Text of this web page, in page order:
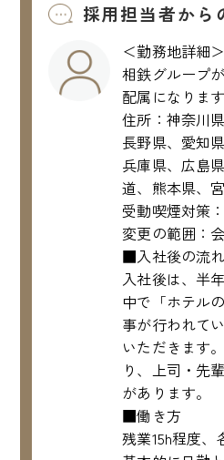
採用担当者から
＜勤務地詳細＞
相鉄グループ
配属になります
住所：神奈川
長野県、愛知
兵庫県、広島
道、熊本県、
受動喫煙対策
変更の範囲：
■入社後の流れ
入社後は、半
中で「ホテル
事が行われて
いただきます
り、上司・先
があります。
■働き方
残業15h程度